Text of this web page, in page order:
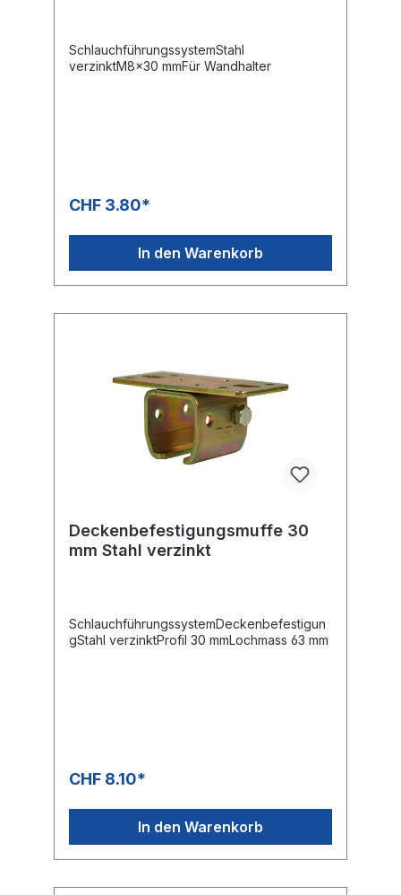
SchlauchführungssystemStahl
verzinktM8x30 mmFür Wandhalter
CHF 3.80*
In den Warenkorb
Deckenbefestigungsmuffe 30
mm Stahl verzinkt
SchlauchführungssystemDeckenbefestigun
gStahl verzinktProfil 30 mmLochmass 63 mm
CHF 8.10*
In den Warenkorb